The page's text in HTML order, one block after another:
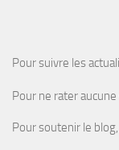
Pour suivre les
Pour ne rater
Pour soutenir le blog,